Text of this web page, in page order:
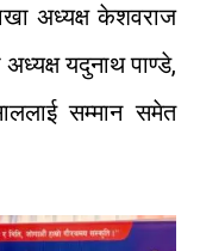
अध्यक्ष केशवराज
अध्यक्ष यदुनाथ पाण्डे,
सम्मान समेत